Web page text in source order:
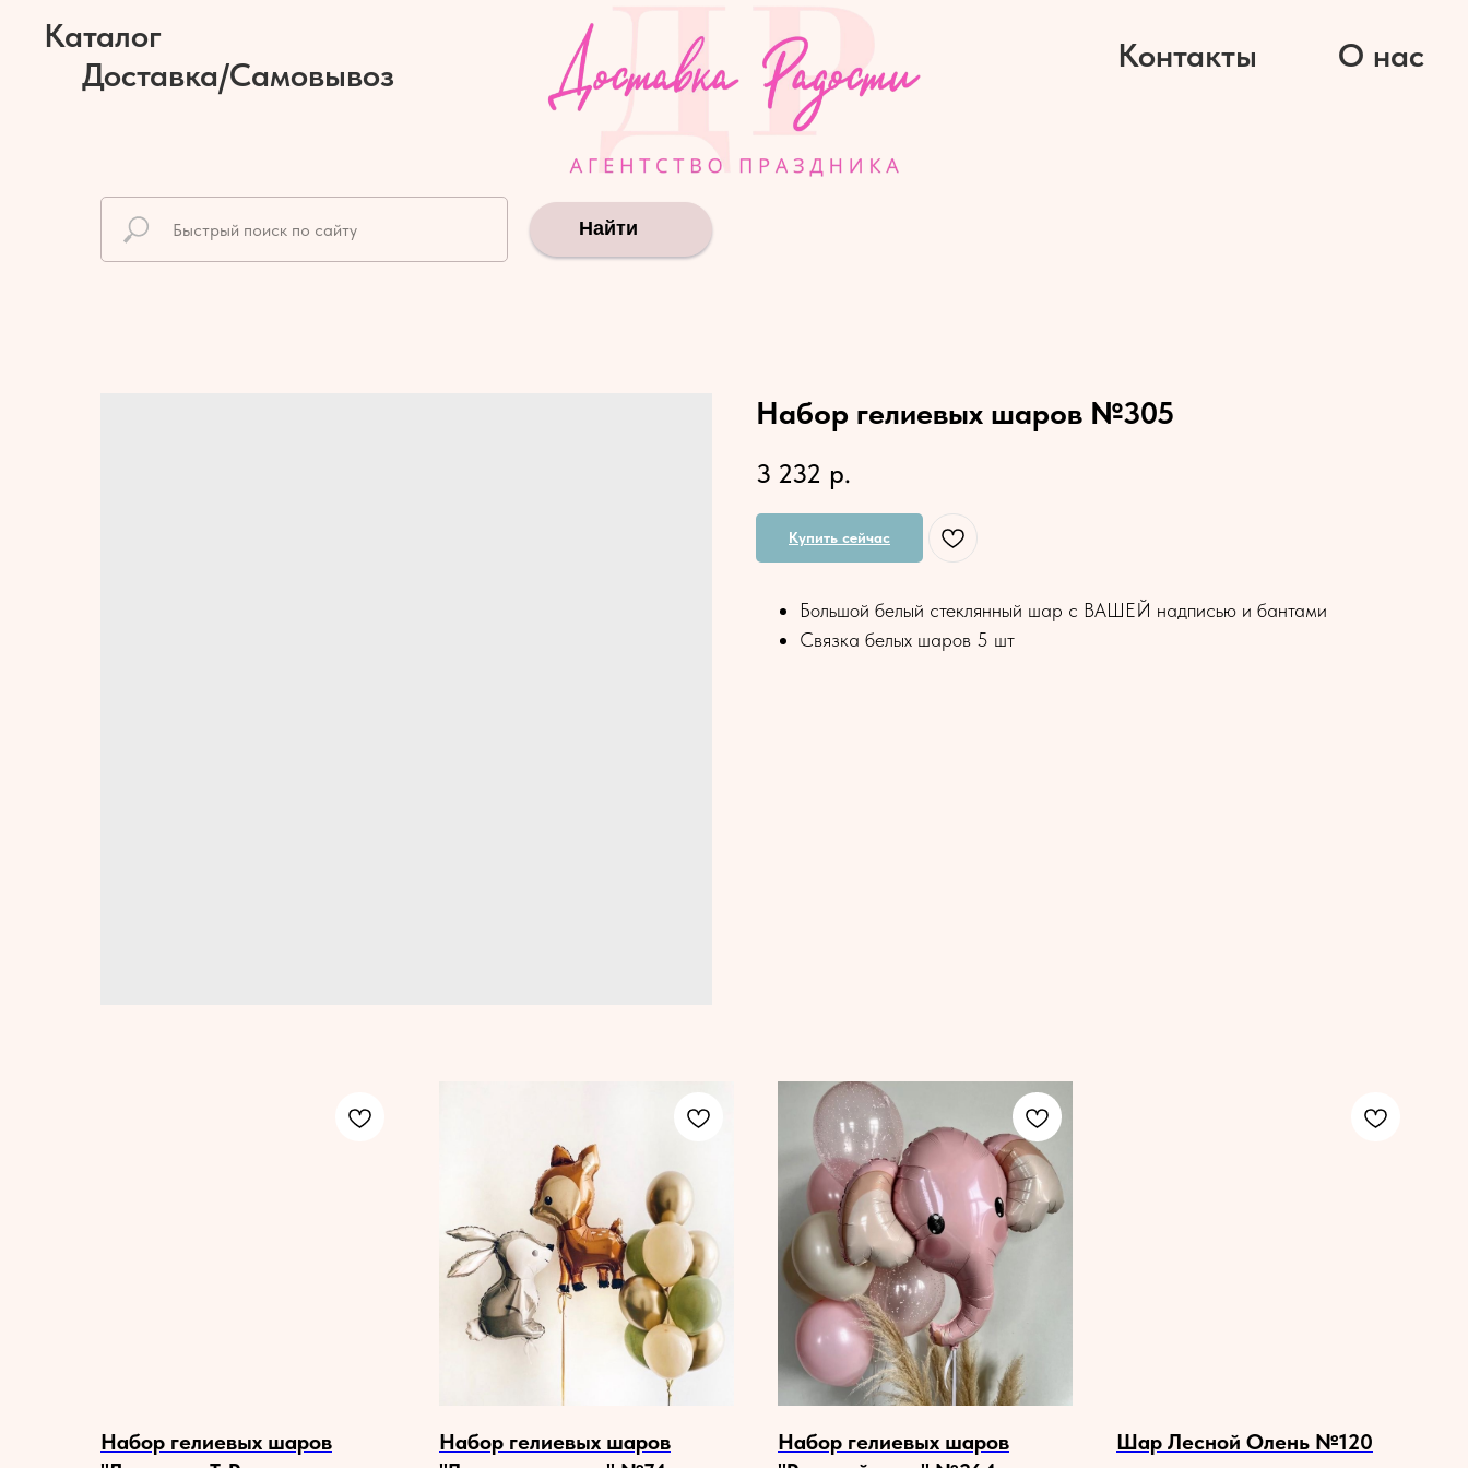
Каталог
Доставка/Самовывоз
Контакты О нас
Найти
Набор гелиевых шаров №305
3 232 р.
Купить сейчас
Большой белый стеклянный шар с ВАШЕЙ надписью и бантами
Связка белых шаров 5 шт
Набор гелиевых шаров
Набор гелиевых шаров
Набор гелиевых шаров
Шар Лесной Олень №120